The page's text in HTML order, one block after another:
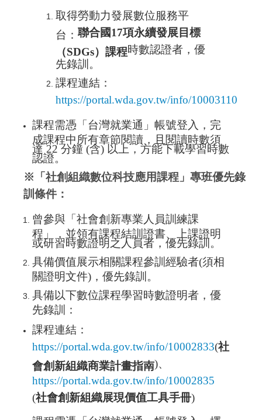
取得勞動力發展數位服務平
台： 聯合國17項永續發展目標
（SDGs）課程時數認證者，優
先錄訓。
課程連結：
https://portal.wda.gov.tw/info/10003110
課程需憑「台灣就業通」帳號登入，完
成課程中所有章節閱讀，且閱讀時數須
達 22 分鐘 (含) 以上，方能下載學習時數
認證。
※「 社創組織數位科技應用課程」專班優先錄
訓條件：
曾參與「社會創新專業人員訓練課
程」，並領有課程結訓證書、上課證明
或研習時數證明之人員者，優先錄訓。
具備價值展示相關課程參訓經驗者(須相
關證明文件)，優先錄訓。
具備以下數位課程學習時數證明者，優
先錄訓：
課程連結：
https://portal.wda.gov.tw/info/10002833(社
會創新組織商業計畫指南)、
https://portal.wda.gov.tw/info/10002835
(社會創新組織展現價值工具手冊)